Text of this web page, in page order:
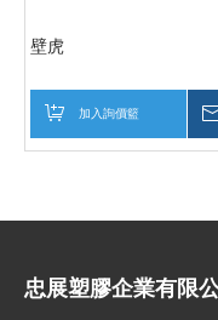
壁虎
加入詢價籃
忠展塑膠企業有限